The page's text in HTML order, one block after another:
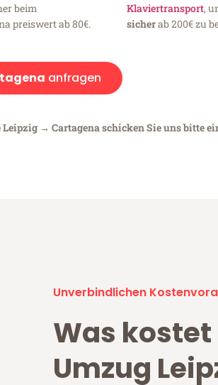
beim
preiswert ab 80€.
Klaviertransport,
sicherab 200€ zu
anfragen
→ Cartagena schicken Sie uns bitte
Unverbindlichen
Was kostet
Umzug